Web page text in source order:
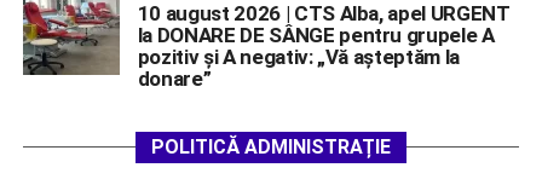
10 august 2026 | CTS Alba, apel URGENT
la DONARE DE SÂNGE pentru grupele A
pozitiv și A negativ: „Vă așteptăm la
donare”
POLITICĂ ADMINISTRAȚIE